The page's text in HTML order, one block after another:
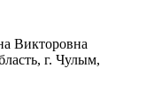
Викторовна
г. Чулым,